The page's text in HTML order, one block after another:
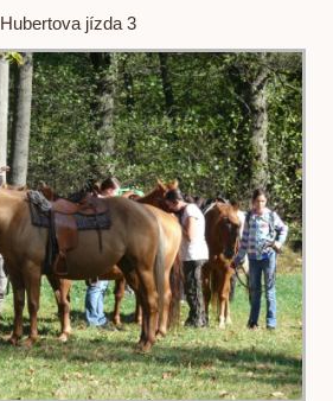
Hubertova jízda 3